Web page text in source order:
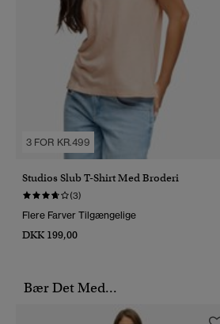
3 FOR KR.499
Studios Slub T-Shirt Med Broderi
(3)
Flere Farver Tilgængelige
DKK 199,00
Bær Det Med...